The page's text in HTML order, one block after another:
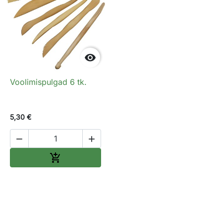

Voolimispulgad 6 tk.
5,30 €
 
